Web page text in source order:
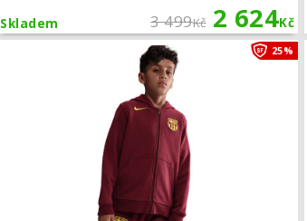
3 499Kč 2 624Kč
Skladem
25%